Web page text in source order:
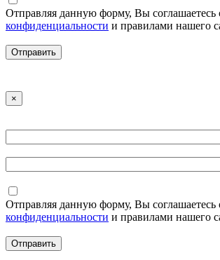
Отправляя данную форму, Вы соглашаетесь
конфиденциальности и правилами нашего
×
Отправляя данную форму, Вы соглашаетесь
конфиденциальности и правилами нашего